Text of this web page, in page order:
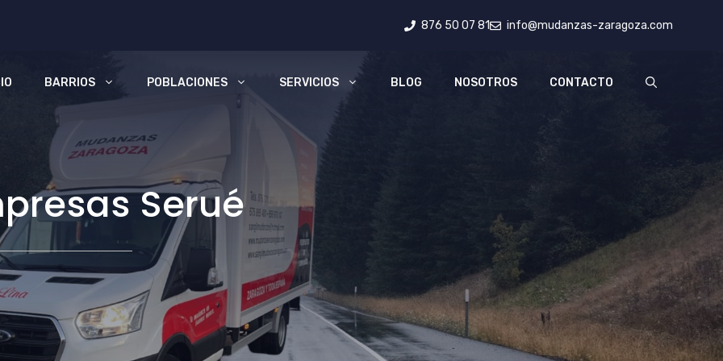
876 50 07 81 info@mudanzas-zaragoza.com
BARRIOS POBLACIONES SERVICIOS BLOG NOSOTROS CONTACTO
Serué